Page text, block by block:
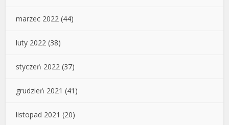
marzec 2022 (44)
luty 2022 (38)
styczeń 2022 (37)
grudzień 2021 (41)
listopad 2021 (20)